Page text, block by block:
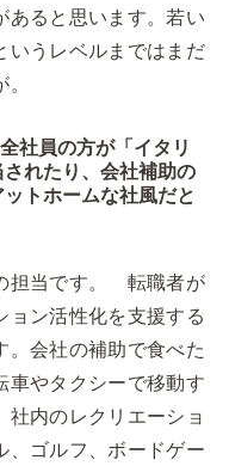
あると思います。若い
いうレベルまではまだ
社員の方が「イタリ
れたり、会社補助の
トホームな社風だと
担当です。 転職者が
ョン活性化を支援する
会社の補助で食べた
車やタクシーで移動す
社内のレクリエーショ
、ゴルフ、ボードゲー